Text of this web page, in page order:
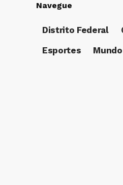
Navegue
Distrito Federal
Esportes
Mundo